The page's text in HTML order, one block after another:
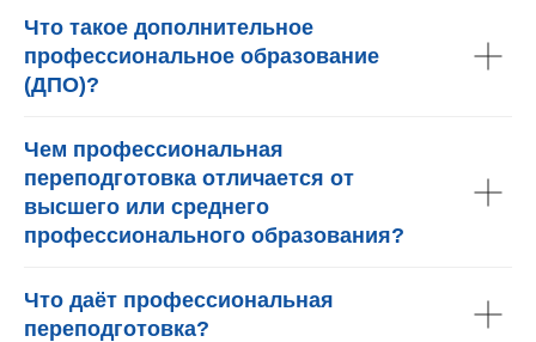
Что такое дополнительное
профессиональное образование
(ДПО)?
Чем профессиональная
переподготовка отличается от
высшего или среднего
профессионального образования?
Что даёт профессиональная
переподготовка?